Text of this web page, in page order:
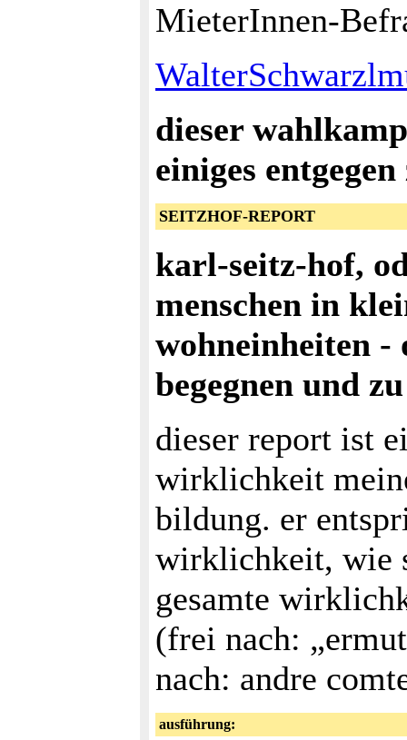
MieterInnen-
dieser
einiges
SEITZHOF-REPORT
karl-seitz-hof,
menschen in
wohneinheiten -
begegnen und
dieser report ist
wirklichkeit
bildung. er
wirklichkeit, wie
gesamte
(frei nach:
nach: andre
ausführung: